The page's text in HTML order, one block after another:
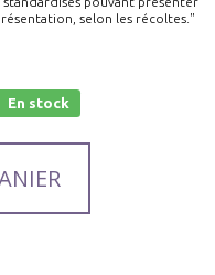
selon les récoltes."
En stock